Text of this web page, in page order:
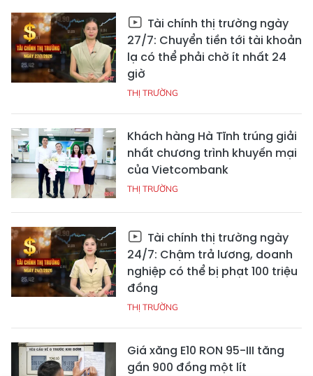
Tài chính thị trường ngày
27/7: Chuyển tiền tới tài khoản
lạ có thể phải chờ ít nhất 24
giờ
THỊ TRƯỜNG
Khách hàng Hà Tĩnh trúng giải
nhất chương trình khuyến mại
của Vietcombank
THỊ TRƯỜNG
Tài chính thị trường ngày
24/7: Chậm trả lương, doanh
nghiệp có thể bị phạt 100 triệu
đồng
THỊ TRƯỜNG
Giá xăng E10 RON 95-III tăng
gần 900 đồng một lít